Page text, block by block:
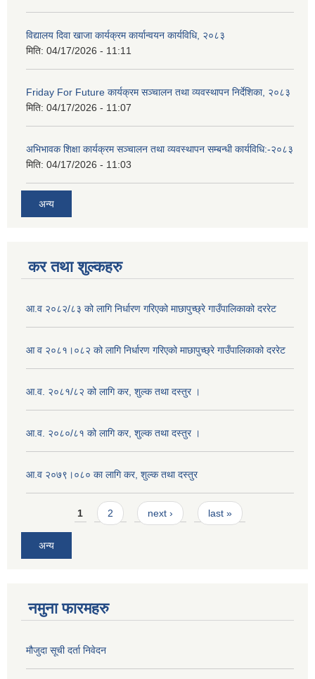
विद्यालय दिवा खाजा कार्यक्रम कार्यान्वयन कार्यविधि, २०८३
मिति: 04/17/2026 - 11:11
Friday For Future कार्यक्रम सञ्चालन तथा व्यवस्थापन निर्देशिका, २०८३
मिति: 04/17/2026 - 11:07
अभिभावक शिक्षा कार्यक्रम सञ्चालन तथा व्यवस्थापन सम्बन्धी कार्यविधि:-२०८३
मिति: 04/17/2026 - 11:03
अन्य
कर तथा शुल्कहरु
आ.व २०८२/८३ को लागि निर्धारण गरिएको माछापुच्छ्रे गाउँपालिकाको दररेट
आ व २०८१।०८२ को लागि निर्धारण गरिएको माछापुच्छ्रे गाउँपालिकाको दररेट
आ.व. २०८१/८२ को लागि कर, शुल्क तथा दस्तुर ।
आ.व. २०८०/८१ को लागि कर, शुल्क तथा दस्तुर ।
आ.व २०७९।०८० का लागि कर, शुल्क तथा दस्तुर
Pages1 2 next › last »
अन्य
नमुना फारमहरु
मौजुदा सूची दर्ता निवेदन